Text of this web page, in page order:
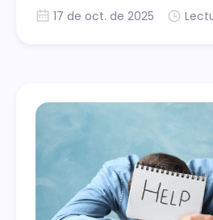
puede promediar entre USD
17 de oct. de 2025